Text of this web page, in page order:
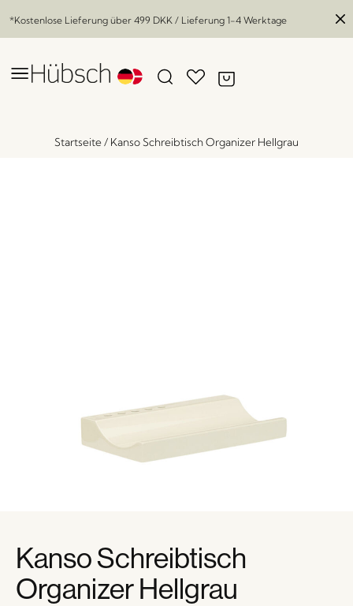
*Kostenlose Lieferung über 499 DKK / Lieferung 1-4 Werktage
Startseite/ Kanso Schreibtisch Organizer Hellgrau
Kanso Schreibtisch
Organizer Hellgrau